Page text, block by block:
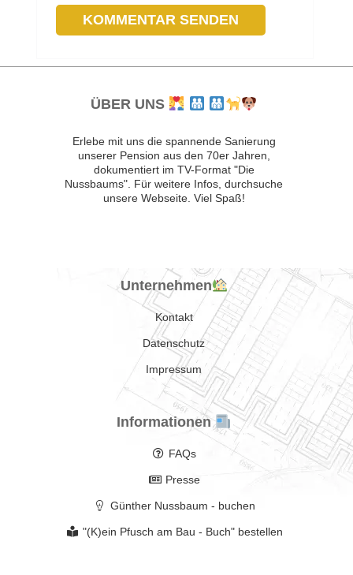
ÜBER UNS
Erlebe mit uns die spannende Sanierung
unserer Pension aus den 70er Jahren,
dokumentiert im TV-Format "Die
Nussbaums". Für weitere Infos, durchsuche
unsere Webseite. Viel Spaß!
Unternehmen
Kontakt
Datenschutz
Impressum
Informationen
FAQs
Presse
Günther Nussbaum - buchen
"(K)ein Pfusch am Bau - Buch" bestellen